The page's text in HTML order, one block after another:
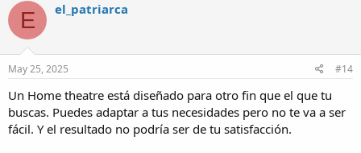
E el_patriarca
May 25, 2025 #14
Un Home theatre está diseñado para otro fin que el que tu
buscas. Puedes adaptar a tus necesidades pero no te va a ser
fácil. Y el resultado no podría ser de tu satisfacción.